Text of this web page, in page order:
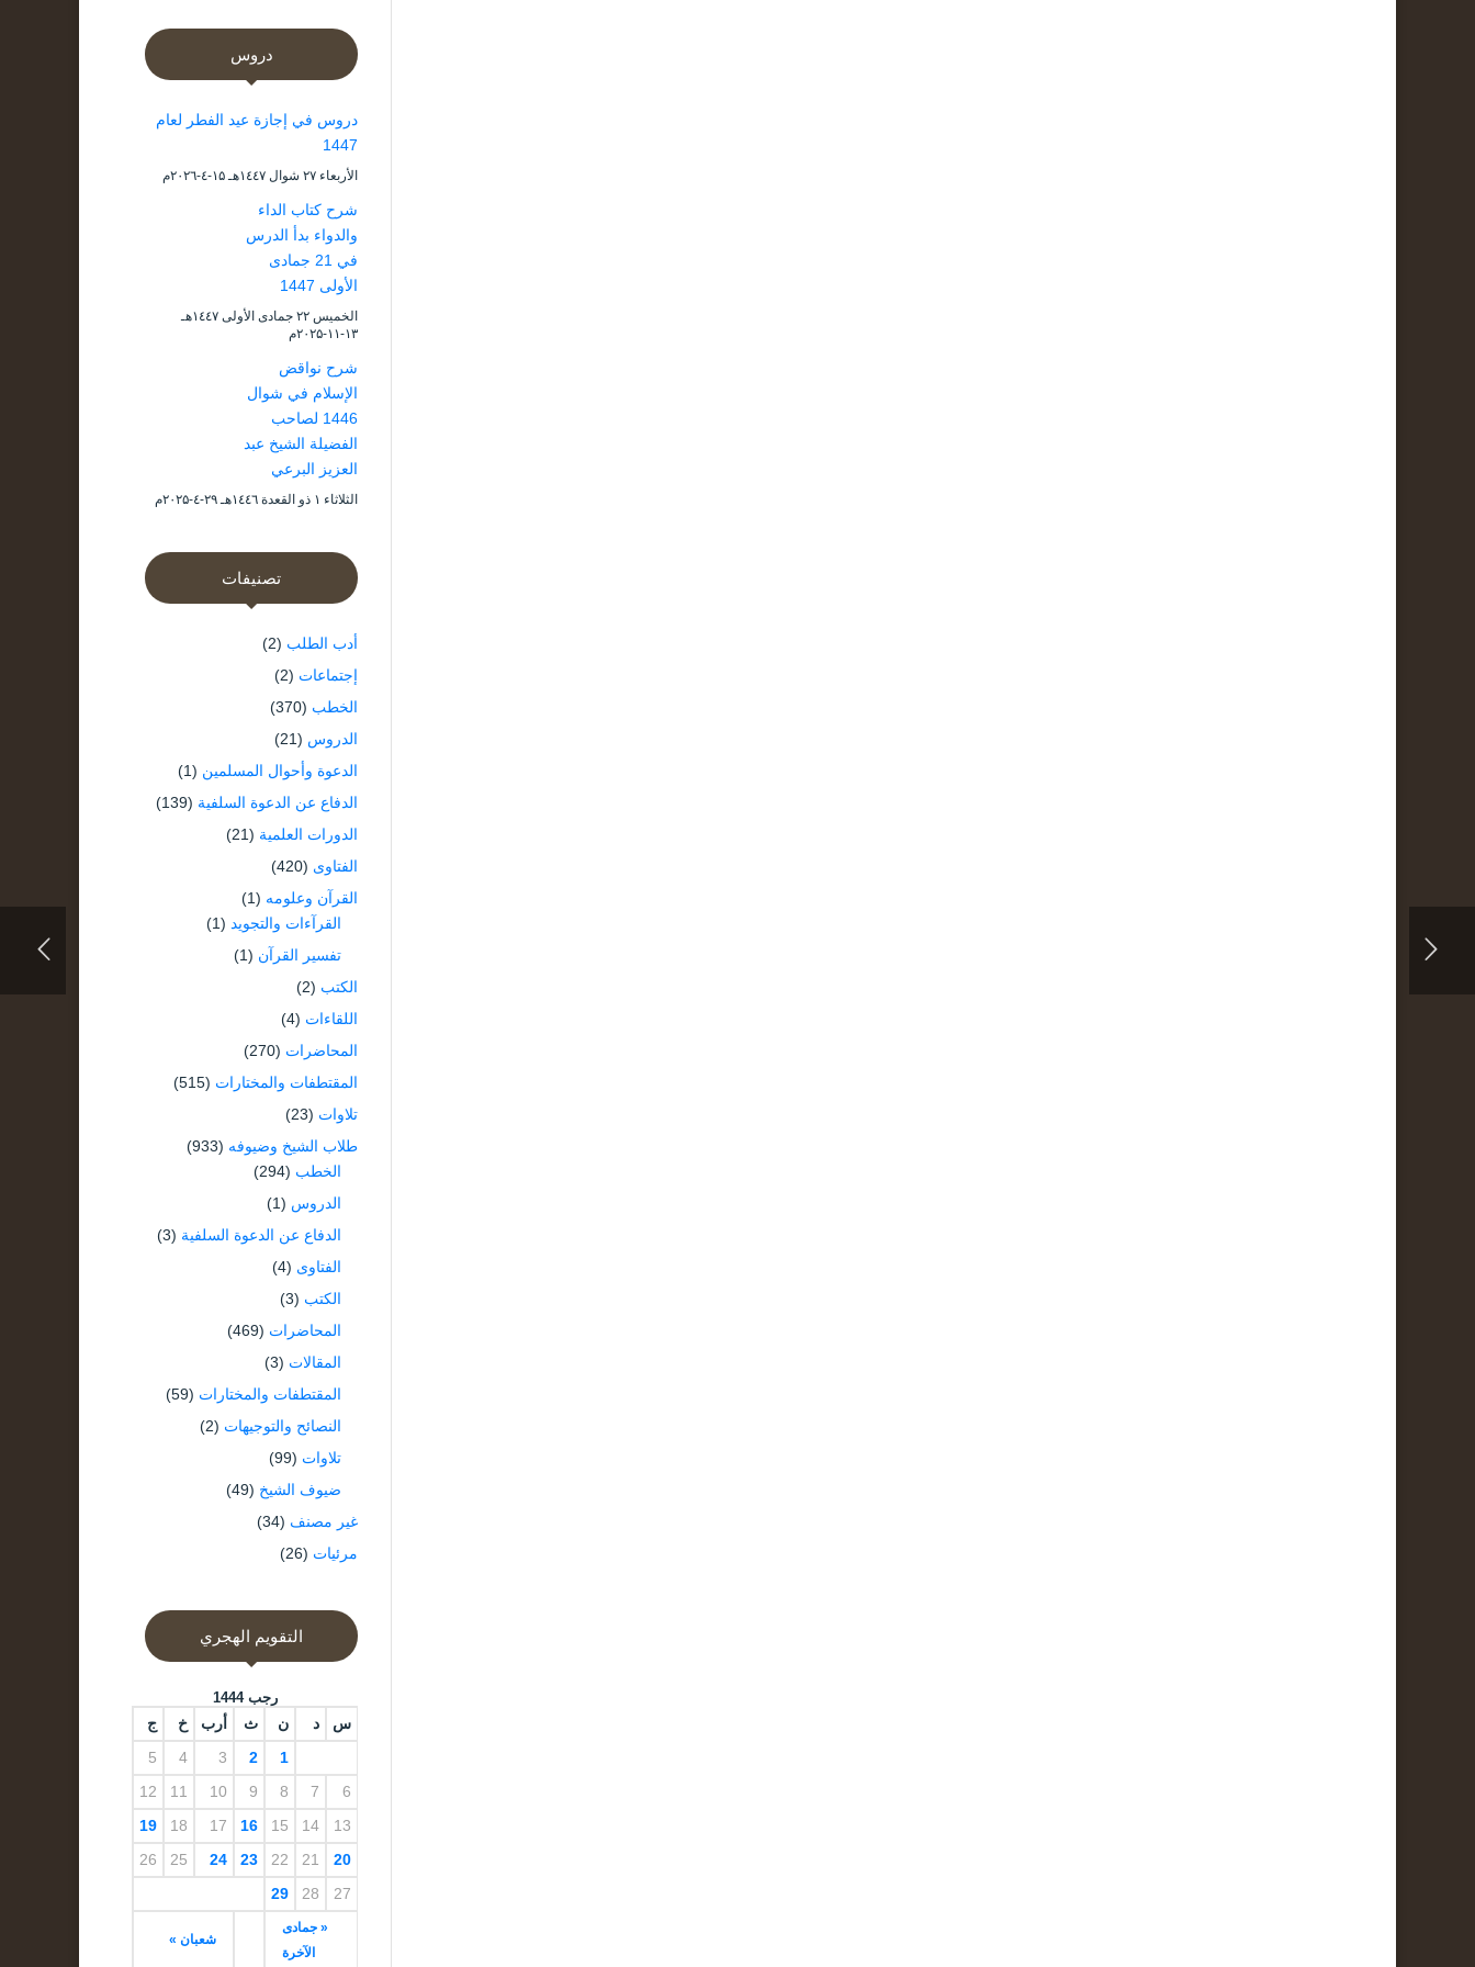
دروس
دروس في إجازة عيد الفطر لعام
1447
الأربعاء ۲۷ شوال ۱٤٤۷هـ ۱۵-٤-۲۰۲٦م
شرح كتاب الداء
والدواء بدأ الدرس
في 21 جمادى
الأولى 1447
الخميس ۲۲ جمادى الأولى ۱٤٤۷هـ
۱۳-۱۱-۲۰۲۵م
شرح نواقض
الإسلام في شوال
1446 لصاحب
الفضيلة الشيخ عبد
العزيز البرعي
الثلاثاء ۱ ذو القعدة ۱٤٤٦هـ ۲۹-٤-۲۰۲۵م
تصنيفات
أدب الطلب (2)
إجتماعات (2)
الخطب (370)
الدروس (21)
الدعوة وأحوال المسلمين (1)
الدفاع عن الدعوة السلفية (139)
الدورات العلمية (21)
الفتاوى (420)
القرآن وعلومه (1)
القرآءات والتجويد (1)
تفسير القرآن (1)
الكتب (2)
اللقاءات (4)
المحاضرات (270)
المقتطفات والمختارات (515)
تلاوات (23)
طلاب الشيخ وضيوفه (933)
الخطب (294)
الدروس (1)
الدفاع عن الدعوة السلفية (3)
الفتاوى (4)
الكتب (3)
المحاضرات (469)
المقالات (3)
المقتطفات والمختارات (59)
النصائح والتوجيهات (2)
تلاوات (99)
ضيوف الشيخ (49)
غير مصنف (34)
مرئيات (26)
التقويم الهجري
رجب 1444
س د ن ث أرب خ ج
« جمادى
الآخرة
شعبان »
1
2
3
4
5
6
7
8
9
10
11
12
13
14
15
16
17
18
19
20
21
22
23
24
25
26
27
28
29